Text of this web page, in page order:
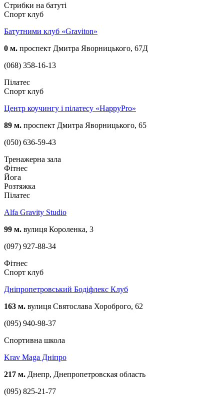
Стрибки на батуті
Спорт клуб
Батутними клуб «Graviton»
0 м. проспект Дмитра Яворницького, 67Д
(068) 358-16-13
Пілатес
Спорт клуб
Центр коучингу і пілатесу «HappyPro»
89 м. проспект Дмитра Яворницького, 65
(050) 636-59-43
Тренажерна зала
Фітнес
Йога
Розтяжка
Пілатес
Alfa Gravity Studio
99 м. вулиця Короленка, 3
(097) 927-88-34
Фітнес
Спорт клуб
Дніпропетровський Бодіфлекс Клуб
163 м. вулиця Святослава Хороброго, 62
(095) 940-98-37
Спортивна школа
Krav Maga Дніпро
217 м. Днепр, Днепропетровская область
(095) 825-21-77